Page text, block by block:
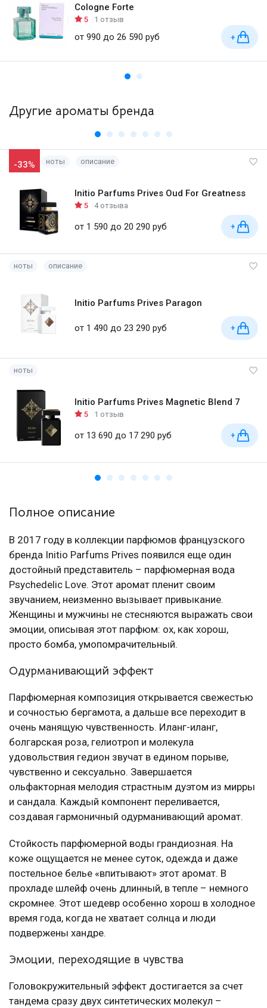
Cologne Forte
5 1 отзыв
от 990 до 26 590 руб +
Другие ароматы бренда
-33% ноты описание
Initio Parfums Prives Oud For Greatness
5 4 отзыва
от 1 590 до 20 290 руб +
ноты описание
Initio Parfums Prives Paragon
от 1 490 до 23 290 руб +
ноты
Initio Parfums Prives Magnetic Blend 7
5 1 отзыв
от 13 690 до 17 290 руб +
Полное описание
В 2017 году в коллекции парфюмов французского
бренда Initio Parfums Prives появился еще один
достойный представитель – парфюмерная вода
Psychedelic Love. Этот аромат пленит своим
звучанием, неизменно вызывает привыкание.
Женщины и мужчины не стесняются выражать свои
эмоции, описывая этот парфюм: ох, как хорош,
просто бомба, умопомрачительный.
Одурманивающий эффект
Парфюмерная композиция открывается свежестью
и сочностью бергамота, а дальше все переходит в
очень манящую чувственность. Иланг-иланг,
болгарская роза, гелиотроп и молекула
удовольствия гедион звучат в едином порыве,
чувственно и сексуально. Завершается
ольфакторная мелодия страстным дуэтом из мирры
и сандала. Каждый компонент переливается,
создавая гармоничный одурманивающий аромат.
Стойкость парфюмерной воды грандиозная. На
коже ощущается не менее суток, одежда и даже
постельное белье «впитывают» этот аромат. В
прохладе шлейф очень длинный, в тепле – немного
скромнее. Этот шедевр особенно хорош в холодное
время года, когда не хватает солнца и люди
подвержены хандре.
Эмоции, переходящие в чувства
Головокружительный эффект достигается за счет
тандема сразу двух синтетических молекул –